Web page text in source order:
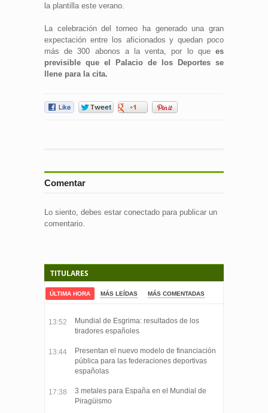
la plantilla este verano.
La celebración del torneo ha generado una gran
expectación entre los aficionados y quedan poco
más de 300 abonos a la venta, por lo que es
previsible que el Palacio de los Deportes se
llene para la cita.
Comentar
Lo siento, debes estar conectado para publicar un
comentario.
TITULARES
ÚLTIMA HORA MÁS LEÍDAS MÁS COMENTADAS
13:52
Mundial de Esgrima: resultados de los
tiradores españoles
13:44
Presentan el nuevo modelo de financiación
pública para las federaciones deportivas
españolas
17:38
3 metales para España en el Mundial de
Piragüismo